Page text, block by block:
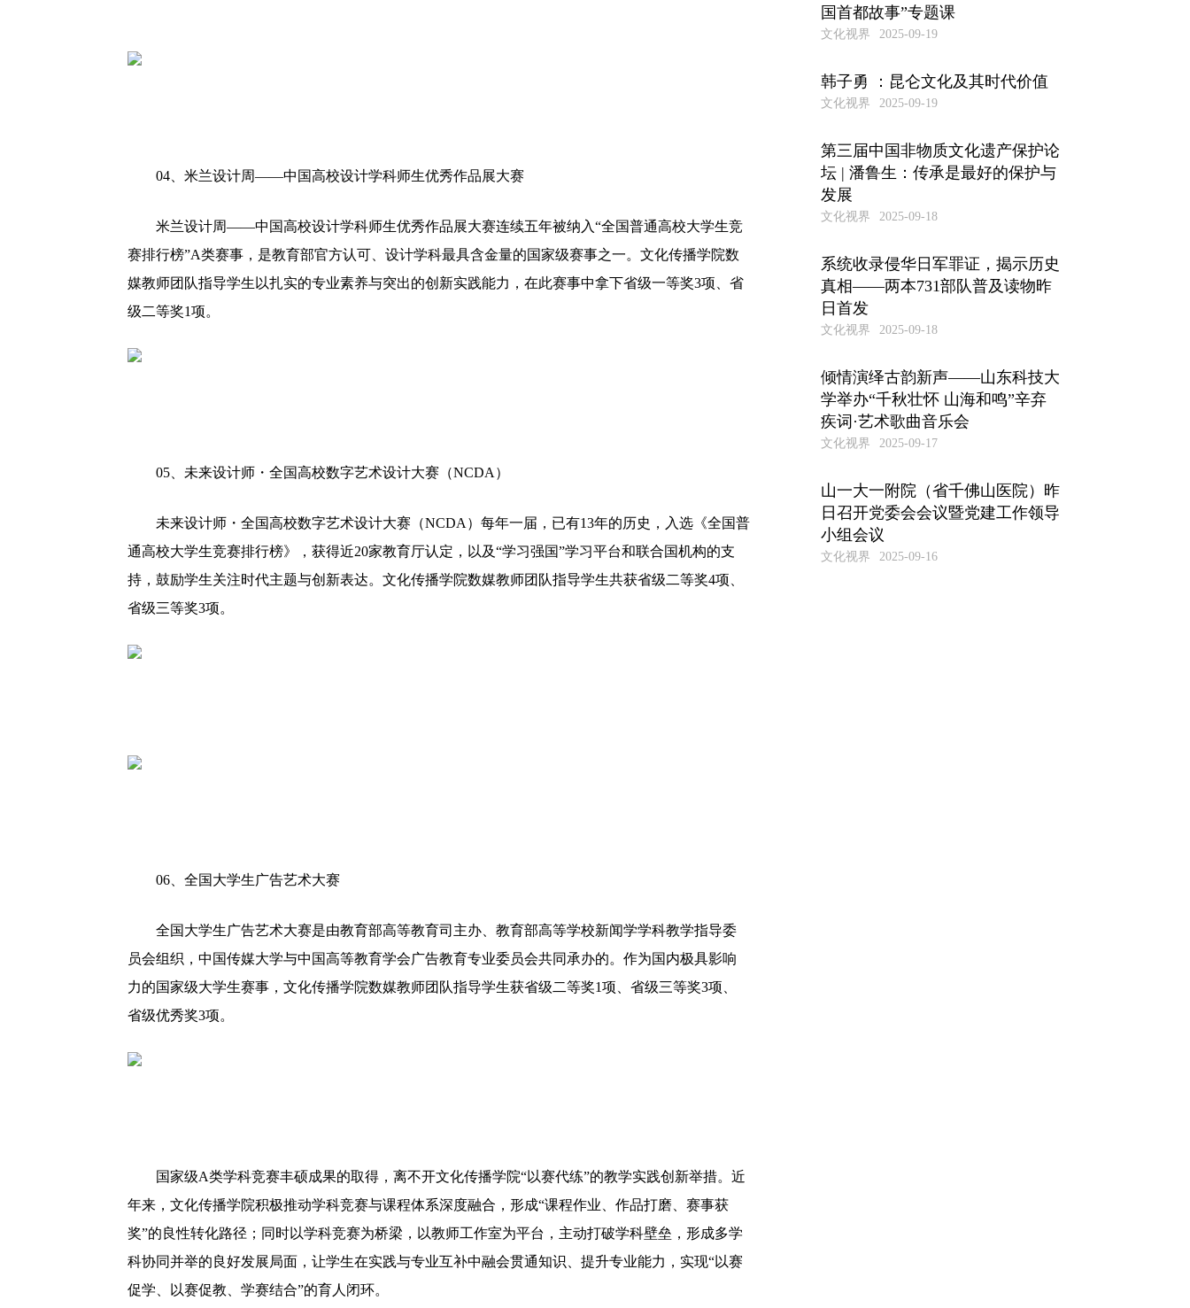
04、 米兰设计周——中国高校设计学科师生优秀作品展大赛
米兰设计周——中国高校设计学科师生优秀作品展大赛连续五年被纳入“全国普通高校大学生竞
赛排行榜”A类赛事，是教育部官方认可、设计学科最具含金量的国家级赛事之一。文化传播学院数
媒教师团队指导学生以扎实的专业素养与突出的创新实践能力，在此赛事中拿下省级一等奖3项、省
级二等奖1项。
05、 未来设计师・全国高校数字艺术设计大赛（NCDA）
未来设计师・全国高校数字艺术设计大赛（NCDA）每年一届，已有13年的历史，入选《全国普
通高校大学生竞赛排行榜》，获得近20家教育厅认定，以及“学习强国”学习平台和联合国机构的支
持，鼓励学生关注时代主题与创新表达。文化传播学院数媒教师团队指导学生共获省级二等奖4项、
省级三等奖3项。
06、 全国大学生广告艺术大赛
全国大学生广告艺术大赛是由教育部高等教育司主办、教育部高等学校新闻学学科教学指导委
员会组织，中国传媒大学与中国高等教育学会广告教育专业委员会共同承办的。作为国内极具影响
力的国家级大学生赛事，文化传播学院数媒教师团队指导学生获省级二等奖1项、省级三等奖3项、
省级优秀奖3项。
国家级A类学科竞赛丰硕成果的取得，离不开文化传播学院“以赛代练”的教学实践创新举措。近
年来，文化传播学院积极推动学科竞赛与课程体系深度融合，形成“课程作业、作品打磨、赛事获
奖”的良性转化路径；同时以学科竞赛为桥梁，以教师工作室为平台，主动打破学科壁垒，形成多学
科协同并举的良好发展局面，让学生在实践与专业互补中融会贯通知识、提升专业能力，实现“以赛
促学、以赛促教、学赛结合”的育人闭环。
国首都故事”专题课
文化视界 2025-09-19
韩子勇 ：昆仑文化及其时代价值
文化视界 2025-09-19
第三届中国非物质文化遗产保护论
坛 | 潘鲁生：传承是最好的保护与
发展
文化视界 2025-09-18
系统收录侵华日军罪证，揭示历史
真相——两本731部队普及读物昨
日首发
文化视界 2025-09-18
倾情演绎古韵新声——山东科技大
学举办“千秋壮怀 山海和鸣”辛弃
疾词·艺术歌曲音乐会
文化视界 2025-09-17
山一大一附院（省千佛山医院）昨
日召开党委会会议暨党建工作领导
小组会议
文化视界 2025-09-16